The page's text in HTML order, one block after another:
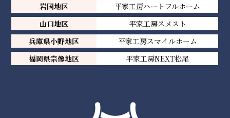
岩国地区
平家工房ハートフルホーム
山口地区
平家工房スメスト
兵庫県小野地区
平家工房スマイルホーム
福岡県宗像地区
平家工房NEXT松尾